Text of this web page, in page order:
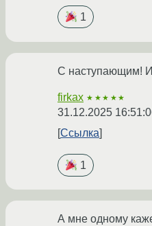
1
С наступающим!
firkax ★★★★★
31.12.2025
Ссылка
1
А мне одному